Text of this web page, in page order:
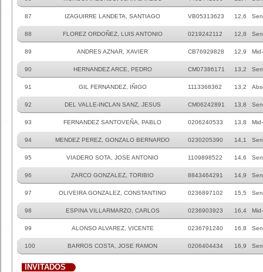
87 IZAGUIRRE LANDETA, SANTIAGO VB05313623 12,6
88 FLOREZ ORDOÑEZ, LUIS ANTONIO 0219242112 12,8
89 ANDRES AZNAR, XAVIER CB76929828 12,9
90 HERNANDEZ ARCE, PEDRO CM07386171 13,2
91 GIL FERNANDEZ, IÑIGO 1113368362 13,2
92 DEL VALLE-INCLAN SANZ, JESUS CM06242891 13,8
93 FERNANDEZ SANTOVEÑA, PABLO 0206240533 13,8
94 MENDEZ PEREZ, GONZALO BERNARDO 0230205390 14,1
95 VIADERO SOTA, JOSE ANTONIO 1109898522 14,6
96 ZARCO GONZALEZ, TORIBIO 8843464291 14,9
97 OLIVEIRA GONZALEZ, CONSTANTINO 0236897102 15,5
98 ESPINA VILLARMARZO, CARLOS 0236903923 16,4
99 ALONSO ALVAREZ, VICENTE 0236791240 16,8
100 BARROS COSTA, JOSE RAMON 0206404434 16,9
INVITADOS